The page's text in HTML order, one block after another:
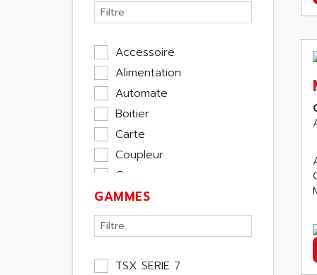
Accessoire
Alimentation
Automate
Boitier
Carte
Coupleur
Cpu
Ecran
Entrée / Sortie
Memoire
Module Métier
GAMMES
TSX SERIE 7